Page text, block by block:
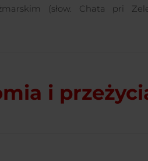
(słow. Chata pri
i